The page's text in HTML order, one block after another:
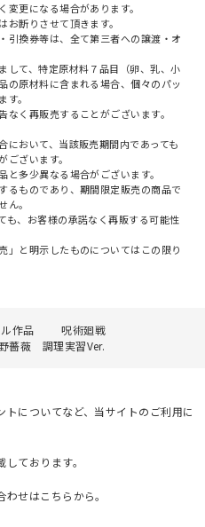
更になる場合があります。
断りさせて頂きます。
引換券等は、全て第三者への譲渡・オ
して、特定原材料７品目（卵、乳、小
の原材料に含まれる場合、個々のパッ
。
く再販売することがございます。
において、当該販売期間内であっても
ざいます。
多少異なる場合がございます。
るものであり、期間限定販売の商品で
ん。
も、お客様の承諾なく再販する可能性
」と明示したものについてはこの限り
ル作品
呪術廻戦
薔薇 調理実習Ver.
についてなど、当サイトのご利用に
ております。
せはこちらから。